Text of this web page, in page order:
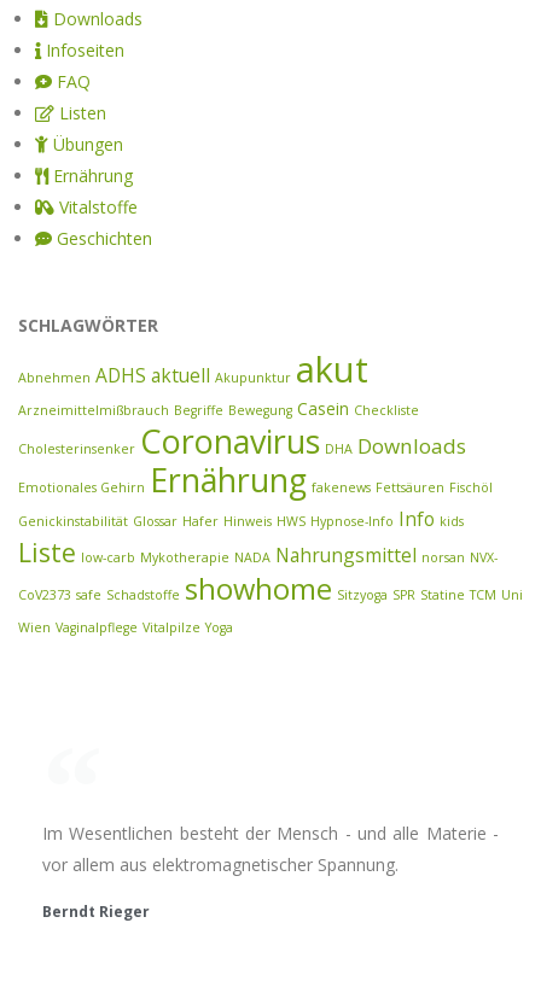
Downloads
Infoseiten
FAQ
Listen
Übungen
Ernährung
Vitalstoffe
Geschichten
SCHLAGWÖRTER
Abnehmen ADHS aktuell Akupunktur akut
Arzneimittelmißbrauch Begriffe Bewegung Casein Checkliste
Cholesterinsenker Coronavirus DHA Downloads
Emotionales Gehirn Ernährung fakenews Fettsäuren Fischöl
Genickinstabilität Glossar Hafer Hinweis HWS Hypnose-Info Info kids
Liste low-carb Mykotherapie NADA Nahrungsmittel norsan NVX-
CoV2373 safe Schadstoffe showhome Sitzyoga SPR Statine TCM Uni
Wien Vaginalpflege Vitalpilze Yoga
Im Wesentlichen besteht der Mensch - und alle Materie -
vor allem aus elektromagnetischer Spannung.
Berndt Rieger